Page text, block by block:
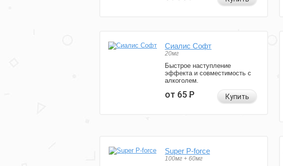
Сиалис Софт
20мг
Быстрое наступление
эффекта и совместимость с
алкоголем.
от 65Р Купить
Super P-force
100мг + 60мг